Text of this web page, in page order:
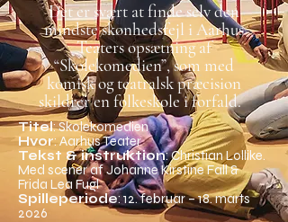
Det er svært at finde selv den
mindste skønhedsfejl i Aarhus
Teaters opsætning af
“Skolekomedien”, som med
komisk og teatralsk præcision
skildrer en folkeskole i forfald.
Titel: Skolekomedien
Hvor: Aarhus Teater
Tekst & instruktion: Christian Lollike.
Med scener af Johanne Kirstine Fall &
Frida Lea Fugl
Spilleperiode: 12. februar – 18. marts
2026